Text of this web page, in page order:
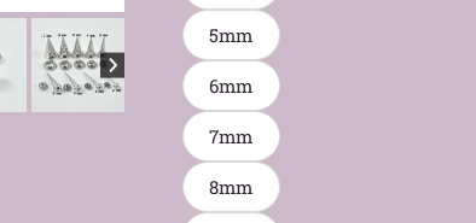
5mm
6mm
7mm
8mm